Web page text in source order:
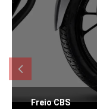
Freio CBS